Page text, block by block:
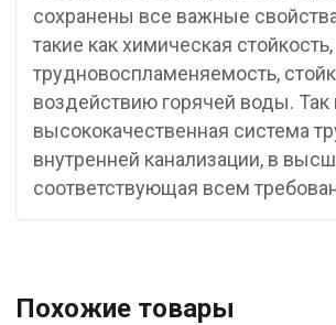
сохранены все важные
такие как химическая стойкость,
трудновоспламеняемость,
воздействию горячей воды. Так
высококачественная система
внутренней канализации, в
соответствующая всем
Похожие товары